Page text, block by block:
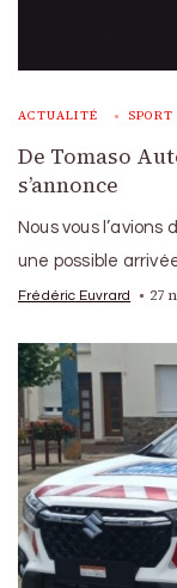
ACTUALITÉ
De Tomaso
s’annonce
Nous vous
une possible
Frédéric Euvrard 27